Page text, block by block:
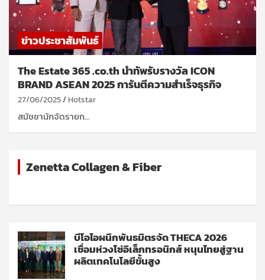
ข่าวประชาสัมพันธ์
The Estate 365 .co.th นำทัพรับรางวัล ICON
BRAND ASEAN 2025 การันตีความสำเร็จธุรกิจ
27/06/2025 Hotstar
สมัชชานักจัดรายก…
Zenetta Collagen & Fiber
บีโอไอผนึกพันธมิตรจัด THECA 2026
เชื่อมห่วงโซ่อิเล็กทรอนิกส์ หนุนไทยสู่ฐาน
ผลิตเทคโนโลยีขั้นสูง